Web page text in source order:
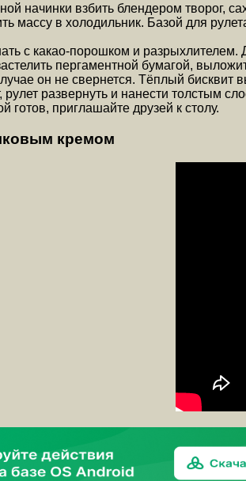
начинки взбить блендером творог,
массу в холодильник. Базой для
с какао-порошком и разрыхлителем.
пергаментной бумагой,
он не свернется. Тёплый бисквит
рулет развернуть и нанести толстым
готов, приглашайте друзей к столу.
кремом